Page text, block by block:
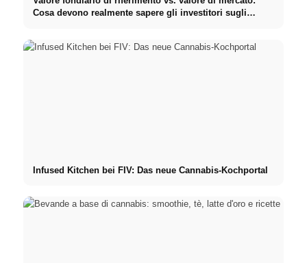
Cosa devono realmente sapere gli investitori sugli
Infused Kitchen bei FIV: Das neue Cannabis-Kochportal